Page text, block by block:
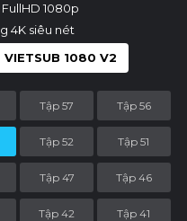
1080p
4K siêu nét
VIETSUB 1080 V2
Tập 57 Tập 56
Tập 52 Tập 51
Tập 47 Tập 46
Tập 42 Tập 41